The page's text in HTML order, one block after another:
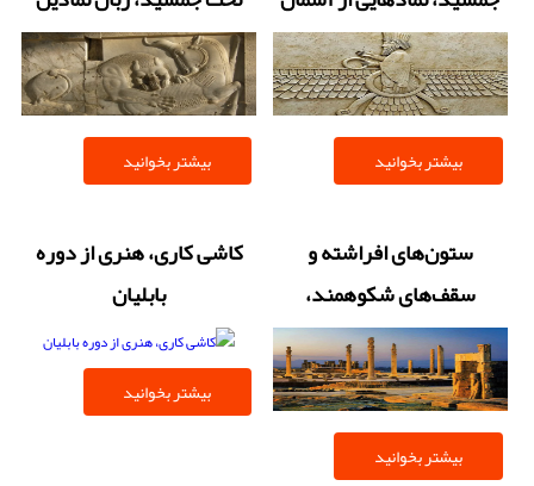
بر فراز زمین
بیشتر بخوانید
هخامنشیان
بیشتر بخوانید
ستون‌های افراشته و
سقف‌های شکوهمند،
شاهکار مهندسی
هخامنشیان در تخت
جمشید
بیشتر بخوانید
کاشی کاری، هنری از دوره
بابلیان
بیشتر بخوانید